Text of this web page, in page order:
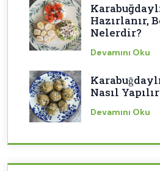
Hazırlanır,
Nelerdir?
Devamını Oku
Nasıl
Devamını Oku